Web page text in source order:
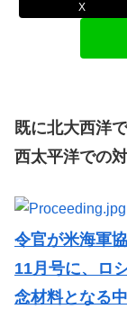
X
既に北大西洋
西太平洋での
令官が米海軍
11月号に、ロ
念材料となる